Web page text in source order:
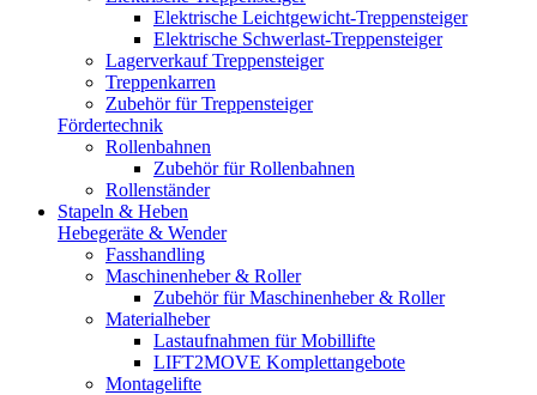
Elektrische Leichtgewicht-Treppensteiger
Elektrische Schwerlast-Treppensteiger
Lagerverkauf Treppensteiger
Treppenkarren
Zubehör für Treppensteiger
Fördertechnik
Rollenbahnen
Zubehör für Rollenbahnen
Rollenständer
Stapeln & Heben
Hebegeräte & Wender
Fasshandling
Maschinenheber & Roller
Zubehör für Maschinenheber & Roller
Materialheber
Lastaufnahmen für Mobillifte
LIFT2MOVE Komplettangebote
Montagelifte